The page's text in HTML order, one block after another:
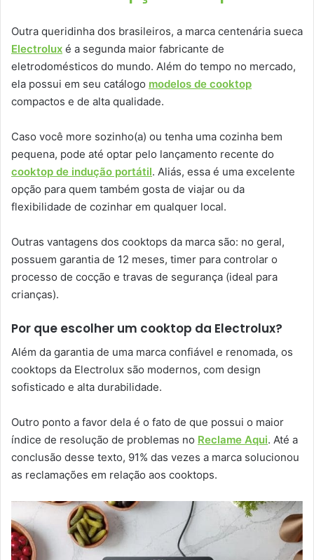
Outra queridinha dos brasileiros, a marca centenária sueca
Electrolux é a segunda maior fabricante de
eletrodomésticos do mundo. Além do tempo no mercado,
ela possui em seu catálogo modelos de cooktop
compactos e de alta qualidade.
Caso você more sozinho(a) ou tenha uma cozinha bem
pequena, pode até optar pelo lançamento recente do
cooktop de indução portátil. Aliás, essa é uma excelente
opção para quem também gosta de viajar ou da
flexibilidade de cozinhar em qualquer local.
Outras vantagens dos cooktops da marca são: no geral,
possuem garantia de 12 meses, timer para controlar o
processo de cocção e travas de segurança (ideal para
crianças).
Por que escolher um cooktop da Electrolux?
Além da garantia de uma marca confiável e renomada, os
cooktops da Electrolux são modernos, com design
sofisticado e alta durabilidade.
Outro ponto a favor dela é o fato de que possui o maior
índice de resolução de problemas no Reclame Aqui. Até a
conclusão desse texto, 91% das vezes a marca solucionou
as reclamações em relação aos cooktops.